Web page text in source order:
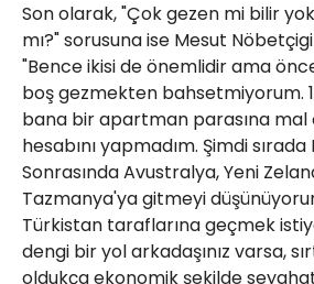
Son olarak, "Çok gezen mi bilir
mı?" sorusuna ise Mesut
"Bence ikisi de önemlidir ama
boş gezmekten bahsetmiyorum.
bana bir apartman parasına
hesabını yapmadım. Şimdi sırada
Sonrasında Avustralya, Yeni
Tazmanya'ya gitmeyi
Türkistan taraflarına geçmek
dengi bir yol arkadaşınız varsa,
oldukça ekonomik şekilde